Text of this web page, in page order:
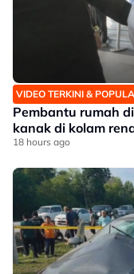
VIDEO TERKINI &
Pembantu rumah
kanak di kolam
18 hours ago